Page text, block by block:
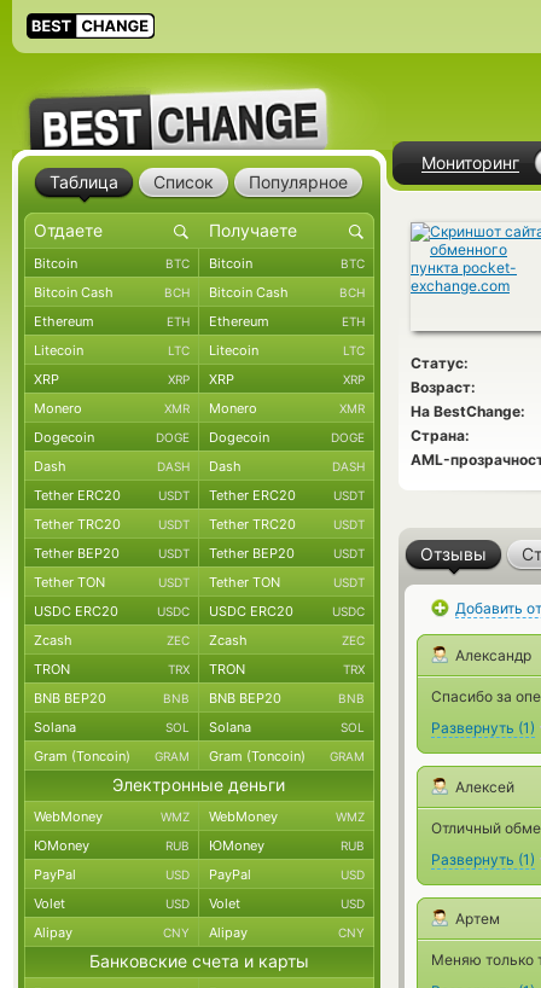
Мониторинг
Статус:
Возраст:
На BestChange:
Страна:
AML-
Отзывы
Добавить
Александр
Спасибо за
Развернуть (1)
Алексей
Отличный
Развернуть (1)
Артем
Меняю только
Таблица Список Популярное
Bitcoin BTC Bitcoin BTC
Bitcoin Cash BCH Bitcoin Cash BCH
Ethereum ETH Ethereum ETH
Litecoin LTC Litecoin LTC
XRP XRP XRP XRP
Monero XMR Monero XMR
Dogecoin DOGE Dogecoin DOGE
Dash DASH Dash DASH
Tether ERC20 USDT Tether ERC20 USDT
Tether TRC20 USDT Tether TRC20 USDT
Tether BEP20 USDT Tether BEP20 USDT
Tether TON USDT Tether TON USDT
USDC ERC20 USDC USDC ERC20 USDC
Zcash ZEC Zcash ZEC
TRON TRX TRON TRX
BNB BEP20 BNB BNB BEP20 BNB
Solana SOL Solana SOL
Gram (Toncoin) GRAM Gram (Toncoin) GRAM
Электронные деньги
WebMoney WMZ WebMoney WMZ
ЮMoney RUB ЮMoney RUB
PayPal USD PayPal USD
Volet USD Volet USD
Alipay CNY Alipay CNY
Банковские счета и карты